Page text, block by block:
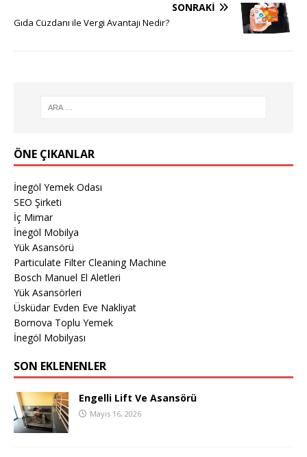
SONRAKI
Gıda Cüzdanı ile Vergi Avantajı Nedir?
ÖNE ÇIKANLAR
İnegöl Yemek Odası
SEO Şirketi
İç Mimar
İnegöl Mobilya
Yük Asansörü
Particulate Filter Cleaning Machine
Bosch Manuel El Aletleri
Yük Asansörleri
Üsküdar Evden Eve Nakliyat
Bornova Toplu Yemek
İnegöl Mobilyası
SON EKLENENLER
Engelli Lift Ve Asansörü
Mayıs 16, 2026